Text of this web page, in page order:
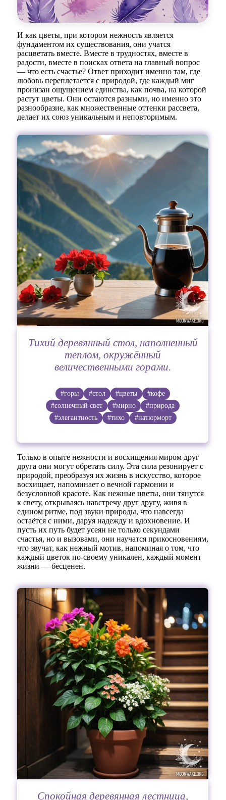
И как цветы, при котором нежность является
фундаментом их существования, они учатся
расцветать вместе. Вместе в трудностях, вместе в
радости, вместе в поисках ответа на главный вопрос
— что есть счастье? Ответ приходит именно там, где
любовь переплетается с природой, где каждый миг
пронизан ощущением единства, как почва, на которой
растут цветы. Они остаются разными, но именно это
разнообразие, как множественные оттенки рассвета,
делает их союз уникальным и неповторимым.
Тихий деревянный стол, наполненный
теплом, окружённый
величественными горами.
#горы #стол #цветы
#кофе
#солнечный свет
#мирно
#природа
#элегантность
#тихо #натюрморт
Только в опыте нежности и восхищения миром друг
друга они могут обретать силу. Эта сила резонирует с
природой, преобразуя их жизнь в искусство, которое
восхищает, напоминает о вечной гармонии и
безусловной красоте. Как нежные цветы, они тянутся
к свету, открываясь навстречу друг другу, живя в
едином ритме, под звуки природы, что навсегда
остаётся с ними, даруя надежду и вдохновение. И
пусть их путь будет усеян не только секундами
счастья, но и вызовами, они научатся прикосновениям,
что звучат, как нежный мотив, напоминая о том, что
каждый цветок по-своему уникален, каждый момент
жизни — бесценен.
Спокойная деревянная лестница,